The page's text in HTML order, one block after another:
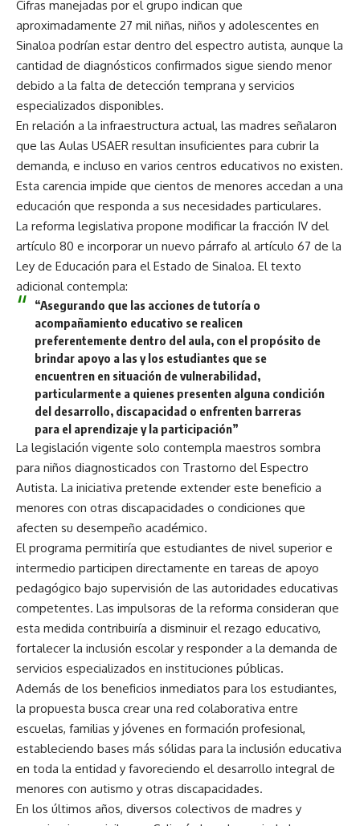
Cifras manejadas por el grupo indican que
aproximadamente 27 mil niñas, niños y adolescentes en
Sinaloa podrían estar dentro del espectro autista, aunque la
cantidad de diagnósticos confirmados sigue siendo menor
debido a la falta de detección temprana y servicios
especializados disponibles.
En relación a la infraestructura actual, las madres señalaron
que las Aulas USAER resultan insuficientes para cubrir la
demanda, e incluso en varios centros educativos no existen.
Esta carencia impide que cientos de menores accedan a una
educación que responda a sus necesidades particulares.
La reforma legislativa propone modificar la fracción IV del
artículo 80 e incorporar un nuevo párrafo al artículo 67 de la
Ley de Educación para el Estado de Sinaloa. El texto
adicional contempla:
“Asegurando que las acciones de tutoría o
acompañamiento educativo se realicen
preferentemente dentro del aula, con el propósito de
brindar apoyo a las y los estudiantes que se
encuentren en situación de vulnerabilidad,
particularmente a quienes presenten alguna condición
del desarrollo, discapacidad o enfrenten barreras
para el aprendizaje y la participación”
La legislación vigente solo contempla maestros sombra
para niños diagnosticados con Trastorno del Espectro
Autista. La iniciativa pretende extender este beneficio a
menores con otras discapacidades o condiciones que
afecten su desempeño académico.
El programa permitiría que estudiantes de nivel superior e
intermedio participen directamente en tareas de apoyo
pedagógico bajo supervisión de las autoridades educativas
competentes. Las impulsoras de la reforma consideran que
esta medida contribuiría a disminuir el rezago educativo,
fortalecer la inclusión escolar y responder a la demanda de
servicios especializados en instituciones públicas.
Además de los beneficios inmediatos para los estudiantes,
la propuesta busca crear una red colaborativa entre
escuelas, familias y jóvenes en formación profesional,
estableciendo bases más sólidas para la inclusión educativa
en toda la entidad y favoreciendo el desarrollo integral de
menores con autismo y otras discapacidades.
En los últimos años, diversos colectivos de madres y